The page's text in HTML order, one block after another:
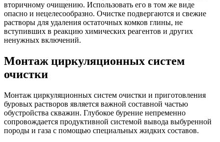
вторичному очищению. Использовать его в том же виде
опасно и нецелесообразно. Очистке подвергаются и свежие
растворы для удаления остаточных комков глины, не
вступивших в реакцию химических реагентов и других
ненужных включений.
Монтаж циркуляционных систем
очистки
Монтаж циркуляционных систем очистки и приготовления
буровых растворов является важной составной частью
обустройства скважин. Глубокое бурение непременно
сопровождается продуктивной системой вывода выбуренной
породы и газа с помощью специальных жидких составов.